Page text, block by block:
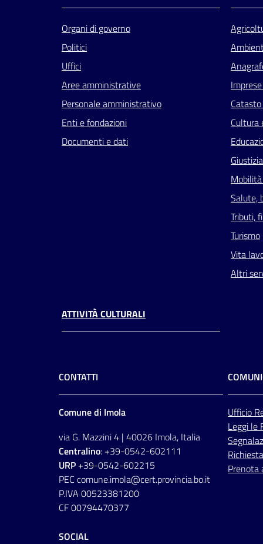
Organi di governo
Politici
Uffici
Aree amministrative
Personale amministrativo
Enti e fondazioni
Documenti e dati
Cultura
Salute,
Tributi,
Turismo
Vita
Altri
ATTIVITÀ CULTURALI
CONTATTI
Comune di Imola
via G. Mazzini 4 | 40026 Imola, Italia
Centralino: +39-0542-602111
URP +39-0542-602215
PEC comune.imola@cert.provincia.bo.it
P.IVA 00523381200
CF 00794470377
Ufficio
Leggi le
Prenota
SOCIAL